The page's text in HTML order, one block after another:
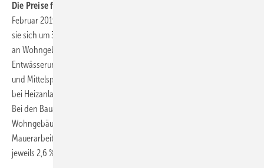
Die Preise für Rohbauarbeiten an Wohngebäuden
Februar 2019 bis Februar 2020 um 3,1 %, für Ausbauarbeiten erhöhten
sie sich um 3,6 %. Nennenswerte Preisanstiege unter den Bauarbeiten
an Wohngebäuden gab es bei den Gas-, Wasser- und
Entwässerungsanlagen innerhalb von Gebäuden (+ 4,6 %), bei Nieder-
und Mittelspannungsanlagen (+ 4,5 %), bei Erdarbeiten (+ 4,4 %) sowie
bei Heizanlagen und zentralen Wassererwärmungsanlagen (+ 4,1 %).
Bei den Bauarbeiten mit dem größten Einfluss auf den Preisindex für
Wohngebäude waren ebenfalls Anstiege zu verzeichnen: So kosteten
Mauerarbeiten 2,9 % mehr und Betonarbeiten sowie Tischlerarbeiten
jeweils 2,6 % mehr als im Februar 2019.